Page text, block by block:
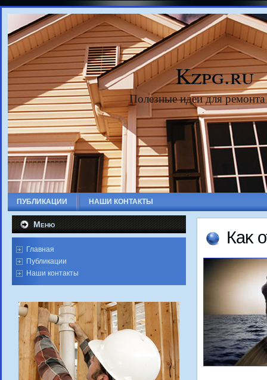
Kzpg.ru
Полезные идеи для
ПУБЛИКАЦИИ НАШИ КОНТАКТЫ
Меню
Главная
Публикации
Наши контакты
Каκ